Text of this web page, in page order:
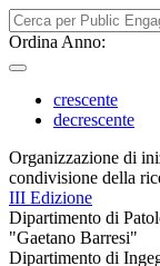
Ordina Anno:
crescente
decrescente
Organizzazione di
condivisione della
III Edizione
Dipartimento di
"Gaetano Barresi"
Dipartimento di